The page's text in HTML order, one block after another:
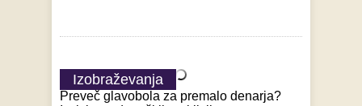
Izobraževanja
Preveč glavobola za premalo denarja?